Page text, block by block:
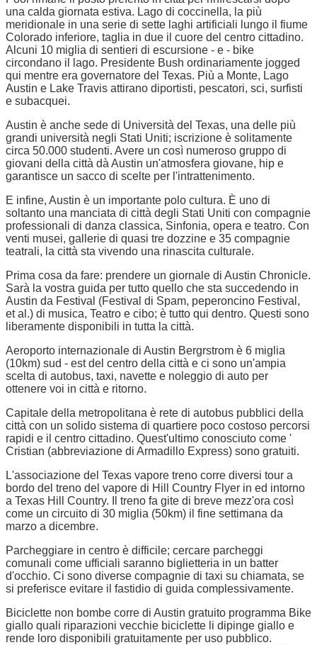
una calda giornata estiva. Lago di coccinella, la più
meridionale in una serie di sette laghi artificiali lungo il fiume
Colorado inferiore, taglia in due il cuore del centro cittadino.
Alcuni 10 miglia di sentieri di escursione - e - bike
circondano il lago. Presidente Bush ordinariamente jogged
qui mentre era governatore del Texas. Più a Monte, Lago
Austin e Lake Travis attirano diportisti, pescatori, sci, surfisti
e subacquei.
Austin è anche sede di Università del Texas, una delle più
grandi università negli Stati Uniti; iscrizione è solitamente
circa 50.000 studenti. Avere un così numeroso gruppo di
giovani della città dà Austin un'atmosfera giovane, hip e
garantisce un sacco di scelte per l'intrattenimento.
E infine, Austin è un importante polo cultura. È uno di
soltanto una manciata di città degli Stati Uniti con compagnie
professionali di danza classica, Sinfonia, opera e teatro. Con
venti musei, gallerie di quasi tre dozzine e 35 compagnie
teatrali, la città sta vivendo una rinascita culturale.
Prima cosa da fare: prendere un giornale di Austin Chronicle.
Sarà la vostra guida per tutto quello che sta succedendo in
Austin da Festival (Festival di Spam, peperoncino Festival,
et al.) di musica, Teatro e cibo; è tutto qui dentro. Questi sono
liberamente disponibili in tutta la città.
Aeroporto internazionale di Austin Bergrstrom è 6 miglia
(10km) sud - est del centro della città e ci sono un'ampia
scelta di autobus, taxi, navette e noleggio di auto per
ottenere voi in città e ritorno.
Capitale della metropolitana è rete di autobus pubblici della
città con un solido sistema di quartiere poco costoso percorsi
rapidi e il centro cittadino. Quest'ultimo conosciuto come '
Cristian (abbreviazione di Armadillo Express) sono gratuiti.
L'associazione del Texas vapore treno corre diversi tour a
bordo del treno del vapore di Hill Country Flyer in ed intorno
a Texas Hill Country. Il treno fa gite di breve mezz'ora così
come un circuito di 30 miglia (50km) il fine settimana da
marzo a dicembre.
Parcheggiare in centro è difficile; cercare parcheggi
comunali come ufficiali saranno biglietteria in un batter
d'occhio. Ci sono diverse compagnie di taxi su chiamata, se
si preferisce evitare il fastidio di guida complessivamente.
Biciclette non bombe corre di Austin gratuito programma Bike
giallo quali riparazioni vecchie biciclette li dipinge giallo e
rende loro disponibili gratuitamente per uso pubblico.